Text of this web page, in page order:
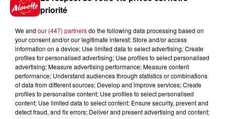
7 août 2026
Limoges : un bébé d'un mois
blessé dans un incendie, un
appartement...
priorité
We and our (447) partnersdo the following data processing based on
your consent and/or our legitimate interest: Store and/or access
information on a device; Use limited data to select advertising; Create
profiles for personalised advertising; Use profiles to select personalised
advertising; Measure advertising performance; Measure content
performance; Understand audiences through statistics or combinations
of data from different sources; Develop and improve services; Create
profiles to personalise content; Use profiles to select personalised
content; Use limited data to select content; Ensure security, prevent and
detect fraud, and fix errors; Deliver and present advertising and content;